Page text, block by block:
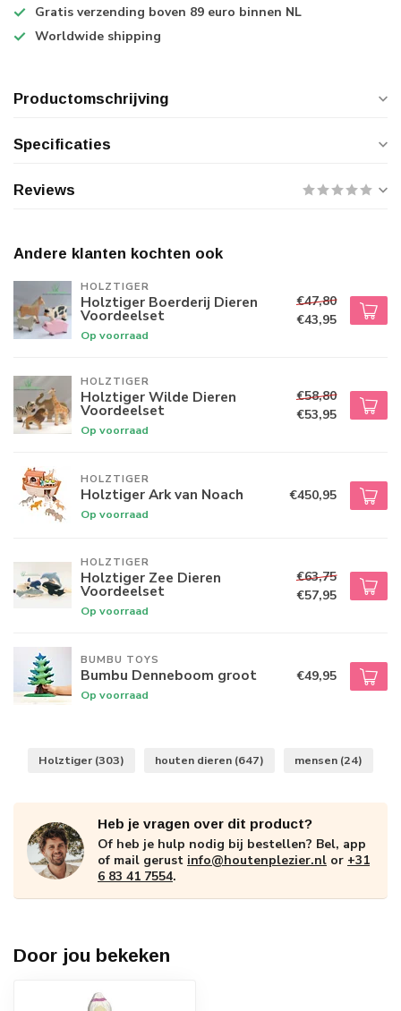
Gratis verzending boven 89 euro binnen NL
Worldwide shipping
Productomschrijving
Specificaties
Reviews
Andere klanten kochten ook
HOLZTIGER
Holztiger Boerderij Dieren
Voordeelset
Op voorraad
€47,80
€43,95
HOLZTIGER
Holztiger Wilde Dieren
Voordeelset
Op voorraad
€58,80
€53,95
HOLZTIGER
Holztiger Ark van Noach
Op voorraad
€450,95
HOLZTIGER
Holztiger Zee Dieren
Voordeelset
Op voorraad
€63,75
€57,95
BUMBU TOYS
Bumbu Denneboom groot
Op voorraad
€49,95
Holztiger (303) houten dieren (647) mensen (24)
Heb je vragen over dit product?
Of heb je hulp nodig bij bestellen? Bel, app
of mail gerust info@houtenplezier.nl or +31
6 83 41 7554.
Door jou bekeken